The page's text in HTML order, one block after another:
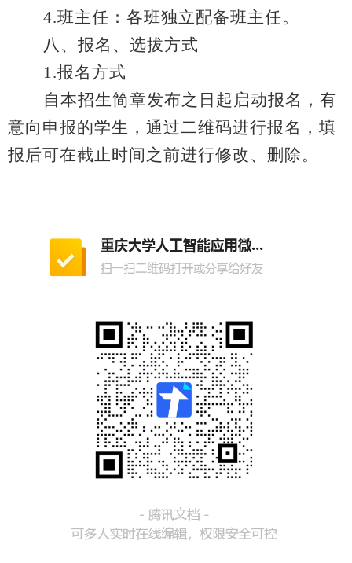
4.班主任：各班独立配备班主任。
八、报名、选拔方式
1.报名方式
自本招生简章发布之日起启动报名，有
意向申报的学生，通过二维码进行报名，填
报后可在截止时间之前进行修改、删除。